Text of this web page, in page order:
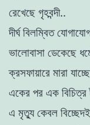
রেখেছে গৃহবন্দী..
দীর্ঘ বিলম্বিত
ভালোবাসা ডেকেছে
ক্রসফায়ারে মারা
একের পর এক বিচিত্র
এ মৃত্যু কেবল